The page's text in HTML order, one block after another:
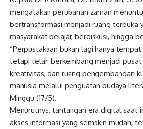
mengatakan perubahan zaman
bertransformasi menjadi ruang terbuka
masyarakat belajar, berdiskusi, hingga
“Perpustakaan bukan lagi hanya
tetapi telah berkembang menjadi pusat
kreativitas, dan ruang pengembangan
manusia melalui penguatan budaya
Minggu (17/5).
Menurutnya, tantangan era digital saat
akses informasi yang semakin mudah,